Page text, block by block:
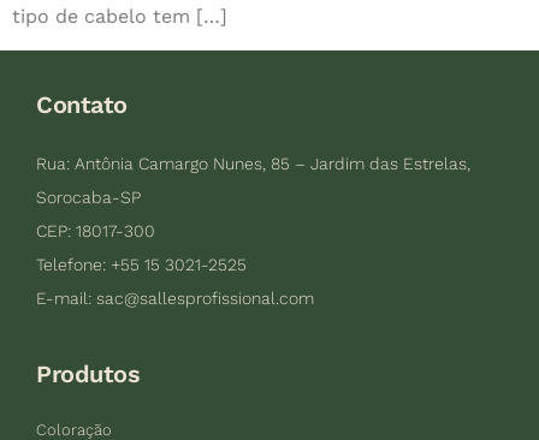
tipo de cabelo tem […]
Contato
Rua: Antônia Camargo Nunes, 85 – Jardim das Estrelas,
Sorocaba-SP
CEP: 18017-300
Telefone: +55 15 3021-2525
E-mail: sac@sallesprofissional.com
Produtos
Coloração